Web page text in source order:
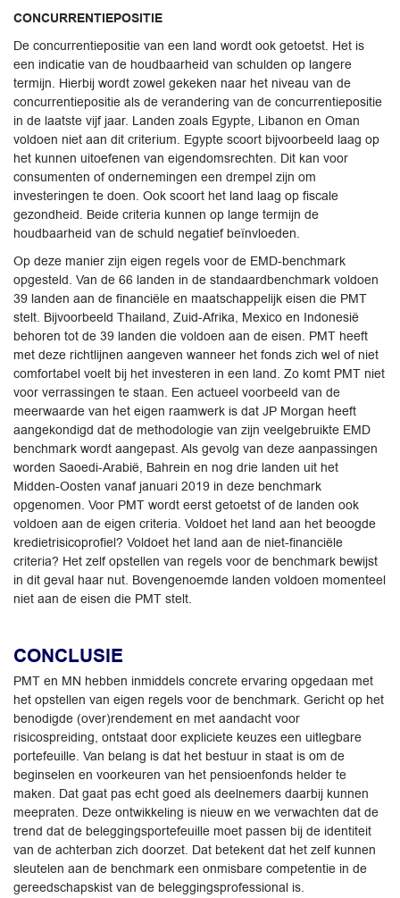
CONCURRENTIEPOSITIE
De concurrentiepositie van een land wordt ook getoetst. Het is
een indicatie van de houdbaarheid van schulden op langere
termijn. Hierbij wordt zowel gekeken naar het niveau van de
concurrentiepositie als de verandering van de concurrentiepositie
in de laatste vijf jaar. Landen zoals Egypte, Libanon en Oman
voldoen niet aan dit criterium. Egypte scoort bijvoorbeeld laag op
het kunnen uitoefenen van eigendomsrechten. Dit kan voor
consumenten of ondernemingen een drempel zijn om
investeringen te doen. Ook scoort het land laag op fiscale
gezondheid. Beide criteria kunnen op lange termijn de
houdbaarheid van de schuld negatief beïnvloeden.
Op deze manier zijn eigen regels voor de EMD-benchmark
opgesteld. Van de 66 landen in de standaardbenchmark voldoen
39 landen aan de financiële en maatschappelijk eisen die PMT
stelt. Bijvoorbeeld Thailand, Zuid-Afrika, Mexico en Indonesië
behoren tot de 39 landen die voldoen aan de eisen. PMT heeft
met deze richtlijnen aangeven wanneer het fonds zich wel of niet
comfortabel voelt bij het investeren in een land. Zo komt PMT niet
voor verrassingen te staan. Een actueel voorbeeld van de
meerwaarde van het eigen raamwerk is dat JP ­Morgan heeft
aangekondigd dat de methodologie van zijn veelgebruikte EMD
benchmark wordt aangepast. Als gevolg van deze aanpassingen
worden Saoedi-Arabië, Bahrein en nog drie landen uit het
Midden-Oosten vanaf januari 2019 in deze benchmark
opgenomen. Voor PMT wordt eerst getoetst of de landen ook
voldoen aan de eigen criteria. Voldoet het land aan het beoogde
kredietrisicoprofiel? Voldoet het land aan de niet-financiële
criteria? Het zelf opstellen van regels voor de benchmark bewijst
in dit geval haar nut. Bovengenoemde landen voldoen momenteel
niet aan de eisen die PMT stelt.
CONCLUSIE
PMT en MN hebben inmiddels concrete ervaring opgedaan met
het opstellen van eigen regels voor de benchmark. Gericht op het
benodigde (over)rendement en met aandacht voor
risicospreiding, ontstaat door expliciete keuzes een uitlegbare
portefeuille. Van belang is dat het bestuur in staat is om de
beginselen en voorkeuren van het pensioenfonds helder te
maken. Dat gaat pas echt goed als deelnemers daarbij kunnen
meepraten. Deze ontwikkeling is nieuw en we verwachten dat de
trend dat de beleggingsportefeuille moet passen bij de identiteit
van de achterban zich doorzet. Dat betekent dat het zelf kunnen
sleutelen aan de benchmark een onmisbare competentie in de
gereedschapskist van de beleggingsprofessional is.